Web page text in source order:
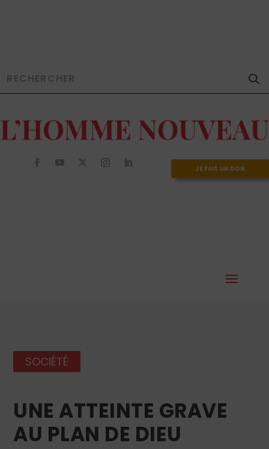
JE FAIS UN DON
SOCIÉTÉ
UNE ATTEINTE GRAVE
AU PLAN DE DIEU